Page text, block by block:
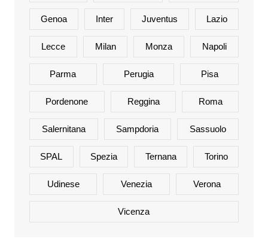
Genoa Inter Juventus Lazio
Lecce Milan Monza Napoli
Parma Perugia Pisa
Pordenone Reggina Roma
Salernitana Sampdoria Sassuolo
SPAL Spezia Ternana Torino
Udinese Venezia Verona
Vicenza